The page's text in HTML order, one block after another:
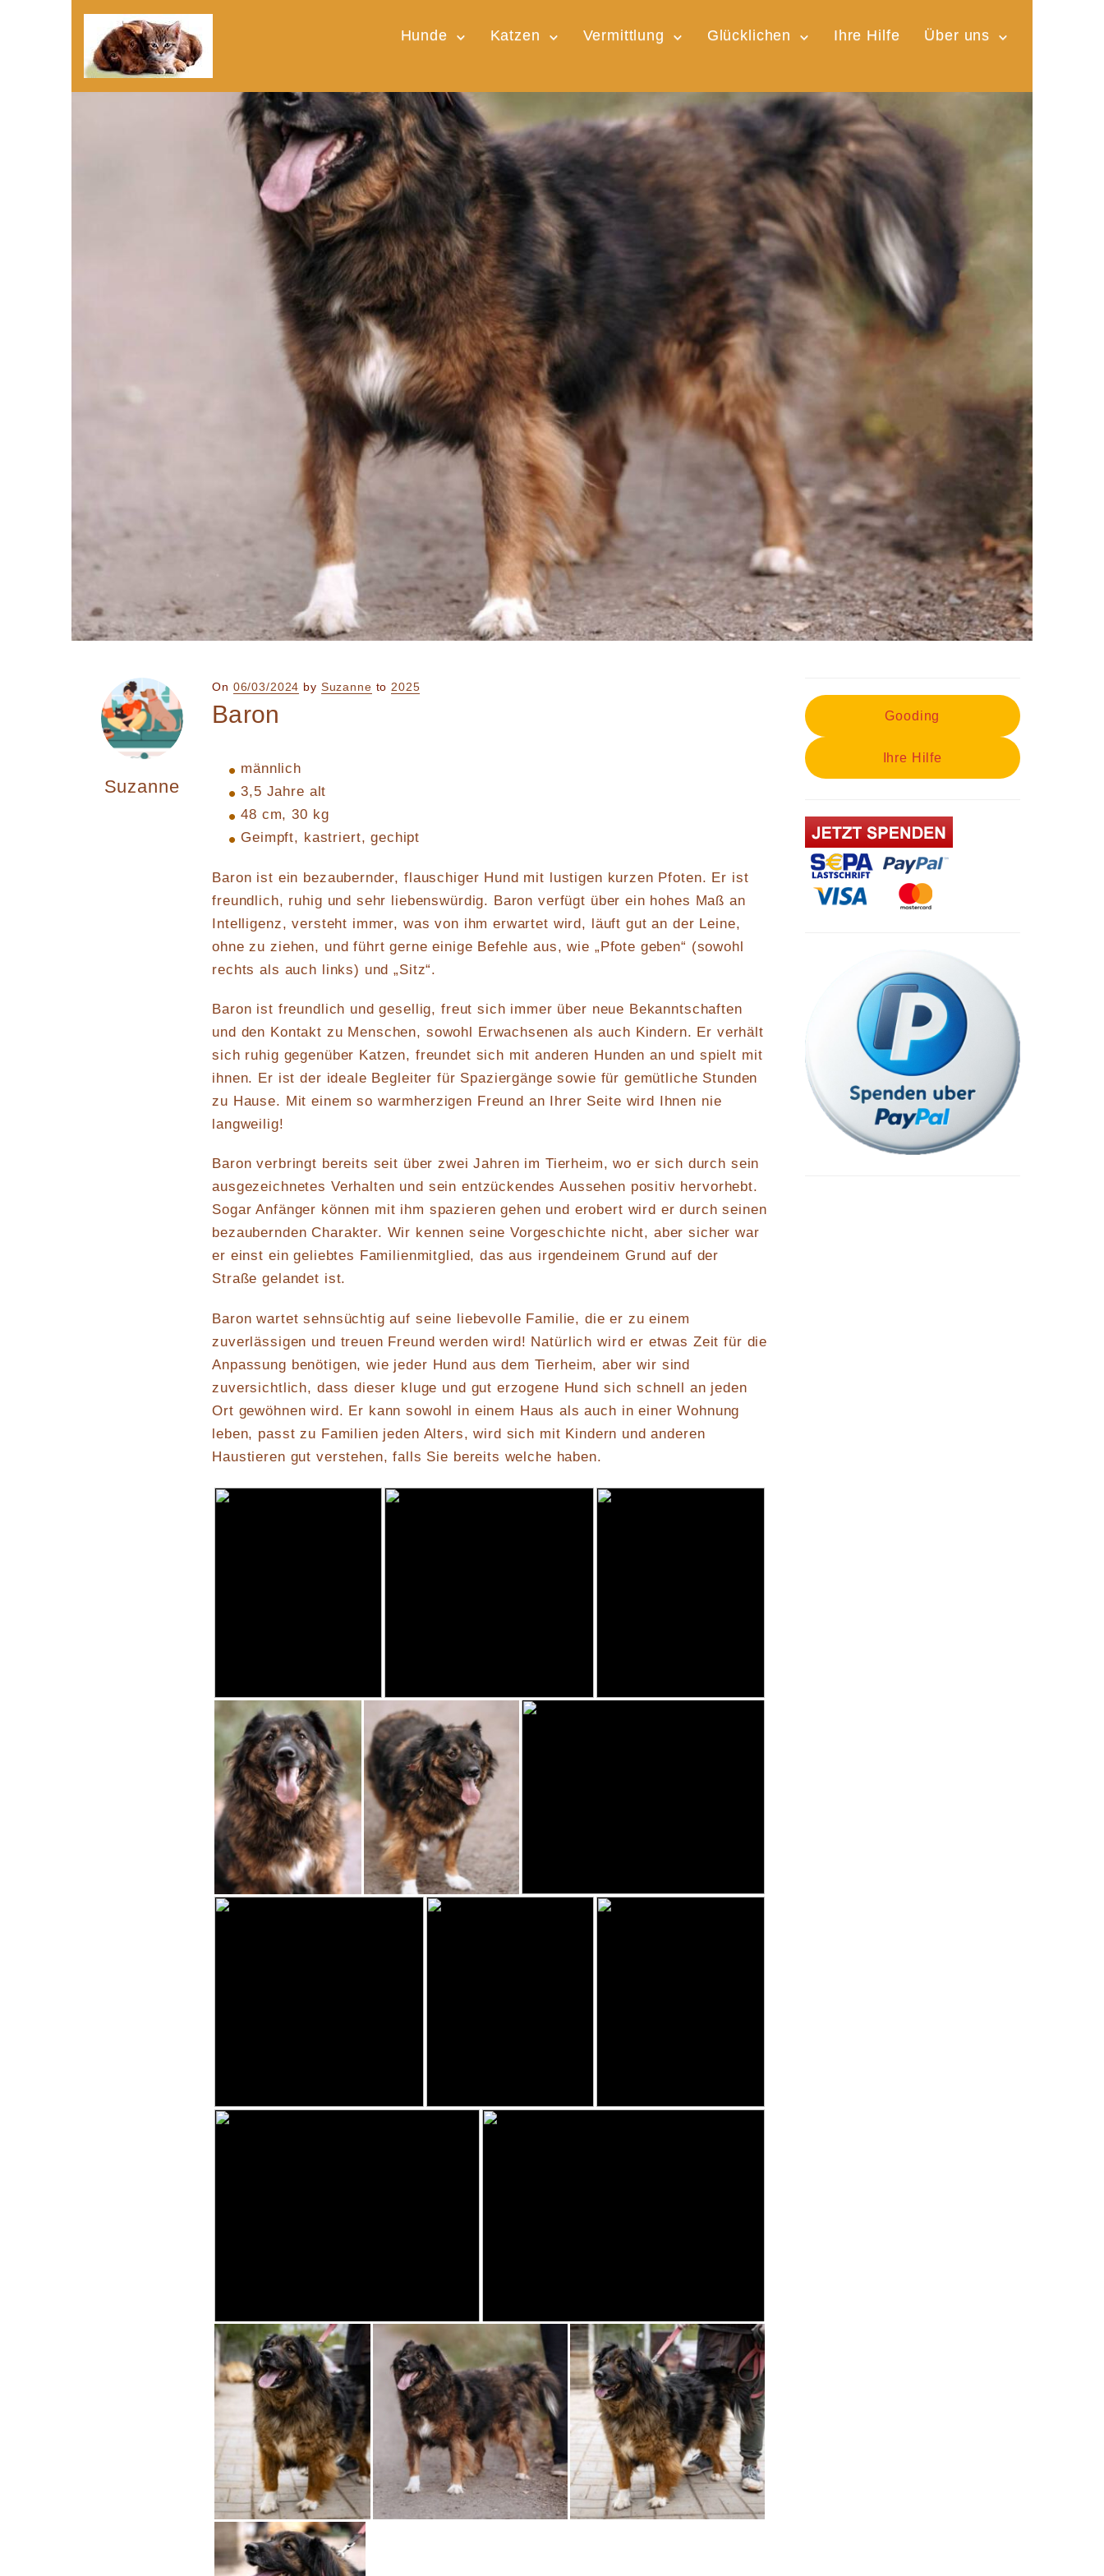
Hunde Katzen Vermittlung Glücklichen Ihre Hilfe Über uns
Suzanne
On Posted
06/03/2024 by Suzanne to 2025
Baron
männlich
3,5 Jahre alt
48 cm, 30 kg
Geimpft, kastriert, gechipt
Baron ist ein bezaubernder, flauschiger Hund mit lustigen kurzen Pfoten. Er ist
freundlich, ruhig und sehr liebenswürdig. Baron verfügt über ein hohes Maß an
Intelligenz, versteht immer, was von ihm erwartet wird, läuft gut an der Leine,
ohne zu ziehen, und führt gerne einige Befehle aus, wie „Pfote geben“ (sowohl
rechts als auch links) und „Sitz“.
Baron ist freundlich und gesellig, freut sich immer über neue Bekanntschaften
und den Kontakt zu Menschen, sowohl Erwachsenen als auch Kindern. Er verhält
sich ruhig gegenüber Katzen, freundet sich mit anderen Hunden an und spielt mit
ihnen. Er ist der ideale Begleiter für Spaziergänge sowie für gemütliche Stunden
zu Hause. Mit einem so warmherzigen Freund an Ihrer Seite wird Ihnen nie
langweilig!
Baron verbringt bereits seit über zwei Jahren im Tierheim, wo er sich durch sein
ausgezeichnetes Verhalten und sein entzückendes Aussehen positiv hervorhebt.
Sogar Anfänger können mit ihm spazieren gehen und erobert wird er durch seinen
bezaubernden Charakter. Wir kennen seine Vorgeschichte nicht, aber sicher war
er einst ein geliebtes Familienmitglied, das aus irgendeinem Grund auf der
Straße gelandet ist.
Baron wartet sehnsüchtig auf seine liebevolle Familie, die er zu einem
zuverlässigen und treuen Freund werden wird! Natürlich wird er etwas Zeit für die
Anpassung benötigen, wie jeder Hund aus dem Tierheim, aber wir sind
zuversichtlich, dass dieser kluge und gut erzogene Hund sich schnell an jeden
Ort gewöhnen wird. Er kann sowohl in einem Haus als auch in einer Wohnung
leben, passt zu Familien jeden Alters, wird sich mit Kindern und anderen
Haustieren gut verstehen, falls Sie bereits welche haben.
Gooding
Ihre Hilfe